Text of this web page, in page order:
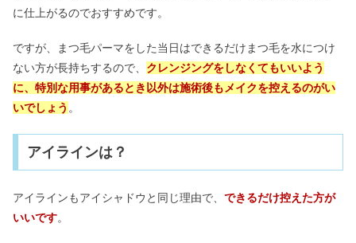
に仕上がるのでおすすめです。
ですが、まつ毛パーマをした当日はできるだけまつ毛を水につけ
ない方が長持ちするので、 クレンジングをしなくてもいいよう
に、特別な用事があるとき以外は施術後もメイクを控えるのがい
いでしょう 。
アイラインは？
アイラインもアイシャドウと同じ理由で、 できるだけ控えた方が
いいです。